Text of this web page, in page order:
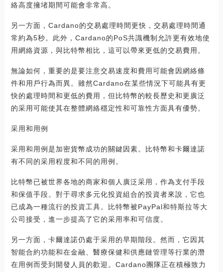
絡高度擁堵期間可能會非常高。
另一方面，Cardano的交易處理時間更快，交易處理時間通
常約為5秒。此外，Cardano的PoS共識機制允許更有效地使
用網絡資源，與比特幣相比，這可以帶來更低的交易費用。
無論如何，重要的是要注意交易速度和費用可能會因網絡條
件和用戶行為而異。雖然Cardano在某些情況下可能具有更
快的處理時間和更低的費用，但比特幣的較長歷史和更廣泛
的采用可能使其在整體網絡穩定性和可靠性方面具有優勢。
采用和用例
采用和用例是加密貨幣成功的關鍵因素。比特幣和卡爾達諾
有不同的采用程度和不同的用例。
比特幣已被世界各地的商家和個人廣泛采用，作為支付手段
和保值手段。對于尋求多元化投資組合的投資者來說，它也
已成為一種流行的投資工具。比特幣被PayPal和特斯拉等大
公司接受，進一步提高了它的采用率和可信度。
另一方面，卡爾達諾仍處于采用的早期階段。然而，它因其
智能合約功能和在金融、醫療保健和供應鏈管理等行業的潛
在用例而受到開發人員的歡迎。Cardano團隊正在積極致力